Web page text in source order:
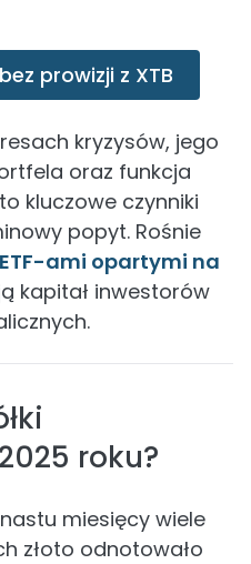
prowizji z XTB
kryzysów, jego
oraz funkcja
kluczowe czynniki
popyt. Rośnie
ETF-ami opartymi na
kapitał inwestorów
roku?
miesięcy wiele
złoto odnotowało